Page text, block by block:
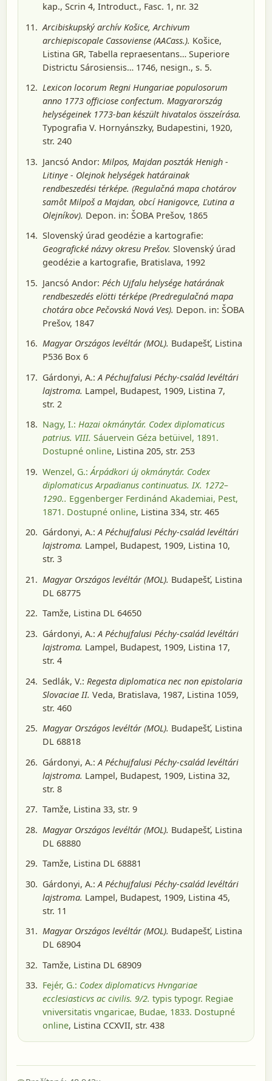
kap., Scrin 4, Introduct., Fasc. 1, nr. 32
Arcibiskupský archív Košice, Archivum
archiepiscopale Cassoviense (AACass.). Košice,
Listina GR, Tabella repraesentans… Superiore
Districtu Sárosiensis… 1746, nesign., s. 5.
Lexicon locorum Regni Hungariae populosorum
anno 1773 officiose confectum. Magyarország
helységeinek 1773-ban készült hivatalos összeírása.
Typografia V. Hornyánszky, Budapestini, 1920,
str. 240
Jancsó Andor: Milpos, Majdan poszták Henigh -
Litinye - Olejnok helységek határainak
rendbeszedési térképe. (Regulačná mapa chotárov
samôt Milpoš a Majdan, obcí Hanigovce, Ľutina a
Olejníkov). Depon. in: ŠOBA Prešov, 1865
Slovenský úrad geodézie a kartografie:
Geografické názvy okresu Prešov. Slovenský úrad
geodézie a kartografie, Bratislava, 1992
Jancsó Andor: Péch Ujfalu helysége határának
rendbeszedés elötti térképe (Predregulačná mapa
chotára obce Pečovská Nová Ves). Depon. in: ŠOBA
Prešov, 1847
Magyar Országos levéltár (MOL). Budapešť, Listina
P536 Box 6
Gárdonyi, A.:A Péchujfalusi Péchy-család levéltári
lajstroma. Lampel, Budapest, 1909, Listina 7,
str. 2
Nagy, I.: Hazai okmánytár. Codex diplomaticus
patrius. VIII. Sáuervein Géza betüivel, 1891 .
Dostupné online, Listina 205, str. 253
Wenzel, G.:Árpádkori új okmánytár. Codex
diplomaticus Arpadianus continuatus. IX. 1272–
1290.. Eggenberger Ferdinánd Akademiai, Pest,
1871 . Dostupné online, Listina 334, str. 465
Gárdonyi, A.:A Péchujfalusi Péchy-család levéltári
lajstroma. Lampel, Budapest, 1909, Listina 10,
str. 3
Magyar Országos levéltár (MOL). Budapešť, Listina
DL 68775
Tamže, Listina DL 64650
Gárdonyi, A.:A Péchujfalusi Péchy-család levéltári
lajstroma. Lampel, Budapest, 1909, Listina 17,
str. 4
Sedlák, V.: Regesta diplomatica nec non epistolaria
Slovaciae II. Veda, Bratislava, 1987, Listina 1059,
str. 460
Magyar Országos levéltár (MOL). Budapešť, Listina
DL 68818
Gárdonyi, A.: A Péchujfalusi Péchy-család levéltári
lajstroma. Lampel, Budapest, 1909, Listina 32,
str. 8
Tamže, Listina 33, str. 9
Magyar Országos levéltár (MOL). Budapešť, Listina
DL 68880
Tamže, Listina DL 68881
Gárdonyi, A.: A Péchujfalusi Péchy-család levéltári
lajstroma. Lampel, Budapest, 1909, Listina 45,
str. 11
Magyar Országos levéltár (MOL). Budapešť, Listina
DL 68904
Tamže, Listina DL 68909
Fejér, G.: Codex diplomaticvs Hvngariae
ecclesiasticvs ac civilis. 9/2. typis typogr. Regiae
vniversitatis vngaricae, Budae, 1833. Dostupné
online, Listina CCXVII, str. 438